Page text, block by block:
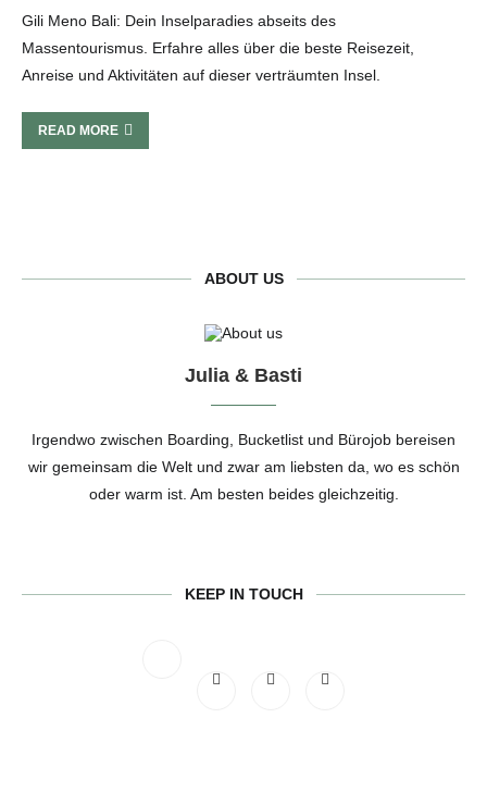
Gili Meno Bali: Dein Inselparadies abseits des
Massentourismus. Erfahre alles über die beste Reisezeit,
Anreise und Aktivitäten auf dieser verträumten Insel.
READ MORE
ABOUT US
Julia & Basti
Irgendwo zwischen Boarding, Bucketlist und Bürojob bereisen
wir gemeinsam die Welt und zwar am liebsten da, wo es schön
oder warm ist. Am besten beides gleichzeitig.
KEEP IN TOUCH